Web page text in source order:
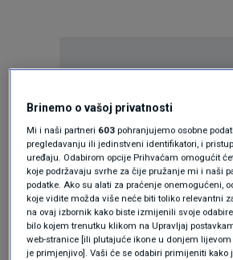
Oglas
Brinemo o vašoj privatnosti
Mi i naši partneri 603 pohranjujemo osobne
pregledavanju ili jedinstveni identifikatori, i
uređaju. Odabirom opcije Prihvaćam omogućit
koje podržavaju svrhe za čije pružanje mi i naši
podatke. Ako su alati za praćenje onemogućeni,
koje vidite možda više neće biti toliko relevantni
na ovaj izbornik kako biste izmijenili svoje
bilo kojem trenutku klikom na Upravljaj
web-stranice [ili plutajuće ikone u donjem
je primjenjivo]. Vaši će se odabiri primijeniti kako